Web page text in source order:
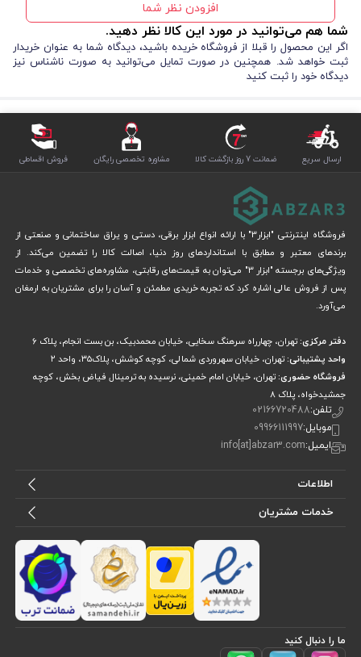
افزودن نظر شما
شما هم می‌توانید در مورد این کالا نظر دهید.
اگر این محصول را قبلا از فروشگاه خریده باشید، دیدگاه شما به عنوان خریدار
ثبت خواهد شد. همچنین در صورت تمایل می‌توانید به صورت ناشناس نیز
دیدگاه خود را ثبت کنید
ارسال سریع ضمانت 7 روز بازگشت کالا مشاوره تخصصی رایگان فروش اقساطی
فروشگاه اینترنتی "ابزار3" با ارائه انواع ابزار برقی، دستی و یراق ساختمانی و صنعتی از
برندهای معتبر و مطابق با استانداردهای روز دنیا، اصالت کالا را تضمین می‌کند. از
ویژگی‌های برجسته "ابزار 3" می‌توان به قیمت‌های رقابتی، مشاوره‌های تخصصی و خدمات
پس از فروش عالی اشاره کرد که تجربه خریدی مطمئن و آسان را برای مشتریان به ارمغان
می‌آورد.
دفتر مرکزی:تهران، چهارراه سرهنگ سخایی، خیابان محمدبیک، بن بست انجام، پلاک 6
واحد پشتیبانی:تهران، خیابان سهروردی شمالی، کوچه کوشش، پلاک۳۵، واحد ۲
فروشگاه حضوری:تهران، خیابان امام خمینی، نرسیده به ترمینال فیاض بخش، کوچه
جمشیدخواه، پلاک ۸
تلفن:02166720488
موبایل:09966111997
ایمیل:info[at]abzar3.com
اطلاعات
خدمات مشتریان
ما را دنبال کنید